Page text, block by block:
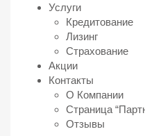
Услуги
Кредитование
Лизинг
Страхование
Акции
Контакты
О Компании
Страница
Отзывы